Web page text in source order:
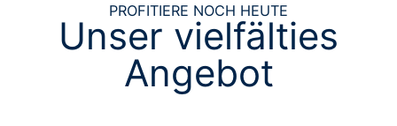
PROFITIERE NOCH HEUTE
Unser vielfälties
Angebot